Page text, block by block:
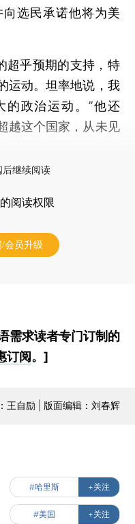
选民承诺他将为美
乎预期的支持，特
运动。坦率地说，我
的政治运动。”他还
越这个国家，从未见
后继续阅读
阅读权限
/会员升级
需求读者专门订制的
订阅 。]
王自励 | 版面编辑：刘春辉
#哈里斯 +关注
#美国 +关注